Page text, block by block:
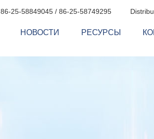
86-25-58849045 / 86-25-58749295
НОВОСТИ РЕСУРСЫ